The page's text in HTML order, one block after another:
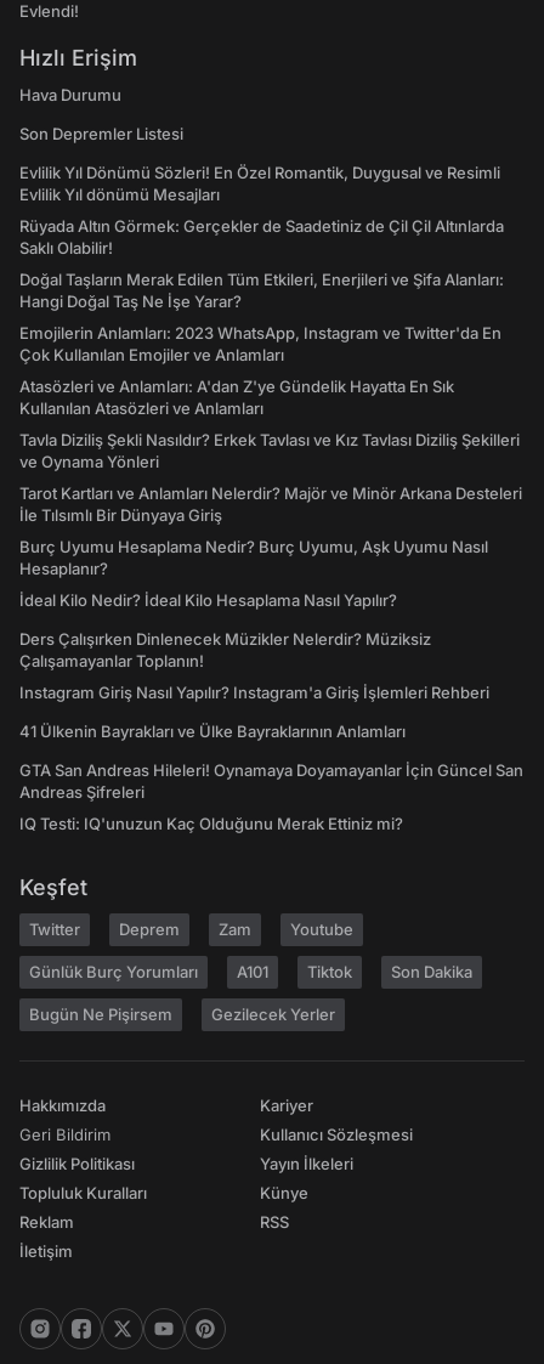
Evlendi!
Hızlı Erişim
Hava Durumu
Son Depremler Listesi
Evlilik Yıl Dönümü Sözleri! En Özel Romantik, Duygusal ve Resimli
Evlilik Yıl dönümü Mesajları
Rüyada Altın Görmek: Gerçekler de Saadetiniz de Çil Çil Altınlarda
Saklı Olabilir!
Doğal Taşların Merak Edilen Tüm Etkileri, Enerjileri ve Şifa Alanları:
Hangi Doğal Taş Ne İşe Yarar?
Emojilerin Anlamları: 2023 WhatsApp, Instagram ve Twitter'da En
Çok Kullanılan Emojiler ve Anlamları
Atasözleri ve Anlamları: A'dan Z'ye Gündelik Hayatta En Sık
Kullanılan Atasözleri ve Anlamları
Tavla Diziliş Şekli Nasıldır? Erkek Tavlası ve Kız Tavlası Diziliş Şekilleri
ve Oynama Yönleri
Tarot Kartları ve Anlamları Nelerdir? Majör ve Minör Arkana Desteleri
İle Tılsımlı Bir Dünyaya Giriş
Burç Uyumu Hesaplama Nedir? Burç Uyumu, Aşk Uyumu Nasıl
Hesaplanır?
İdeal Kilo Nedir? İdeal Kilo Hesaplama Nasıl Yapılır?
Ders Çalışırken Dinlenecek Müzikler Nelerdir? Müziksiz
Çalışamayanlar Toplanın!
Instagram Giriş Nasıl Yapılır? Instagram'a Giriş İşlemleri Rehberi
41 Ülkenin Bayrakları ve Ülke Bayraklarının Anlamları
GTA San Andreas Hileleri! Oynamaya Doyamayanlar İçin Güncel San
Andreas Şifreleri
IQ Testi: IQ'unuzun Kaç Olduğunu Merak Ettiniz mi?
Keşfet
Twitter Deprem Zam Youtube
Günlük Burç Yorumları A101 Tiktok Son Dakika
Bugün Ne Pişirsem Gezilecek Yerler
Hakkımızda
Geri Bildirim
Gizlilik Politikası
Topluluk Kuralları
Reklam
İletişim
Kariyer
Kullanıcı Sözleşmesi
Yayın İlkeleri
Künye
RSS